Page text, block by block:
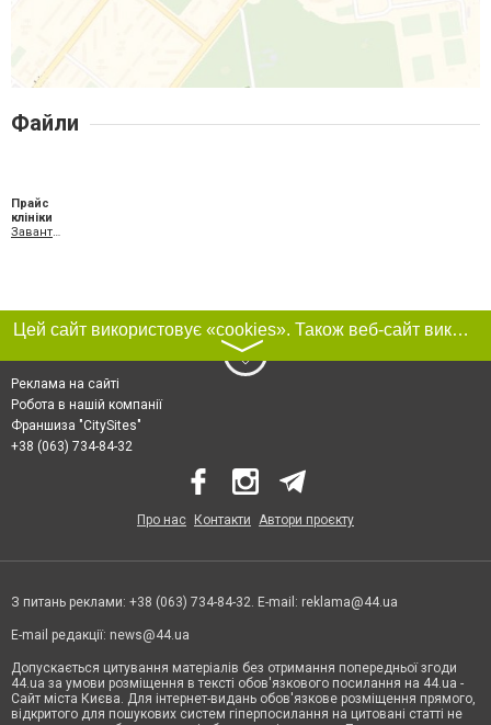
Файли
Прайс
клініки
Завантажити XLS
Цей сайт використовує «cookies». Також веб-сайт використовує інтернет-сервіс для збору технічних даних стосовно відвідувачів з метою отримання маркетингової та статистичної інформації. Умови обробки даних відвідувачів сайту див.
〉
Реклама на сайті
Робота в нашій компанії
Франшиза "CitySites"
+38 (063) 734-84-32
Про нас Контакти Автори проєкту
З питань реклами: +38 (063) 734-84-32. E-mail: reklama@44.ua
E-mail редакції: news@44.ua
Допускається цитування матеріалів без отримання попередньої згоди
44.ua за умови розміщення в тексті обов'язкового посилання на 44.ua -
Сайт міста Києва. Для інтернет-видань обов'язкове розміщення прямого,
відкритого для пошукових систем гіперпосилання на цитовані статті не